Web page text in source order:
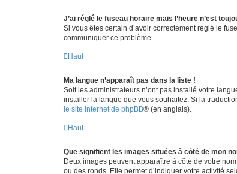
J’ai réglé le fuseau horaire mais l’heure n’est
Si vous êtes certain d’avoir correctement réglé le
communiquer ce problème.
Haut
Ma langue n’apparaît pas dans la liste !
Soit les administrateurs n’ont pas installé votre
installer la langue que vous souhaitez. Si la
le site internet de phpBB® (en anglais).
Haut
Que signifient les images situées à côté de mon
Deux images peuvent apparaître à côté de votre
ou des ronds. Elle permet d’indiquer votre activité